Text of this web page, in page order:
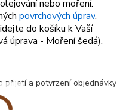
nebo moření.
povrchových úprav.
do košíku k Vaší
úprava - Moření šedá).
přijetí a potvrzení objednávky